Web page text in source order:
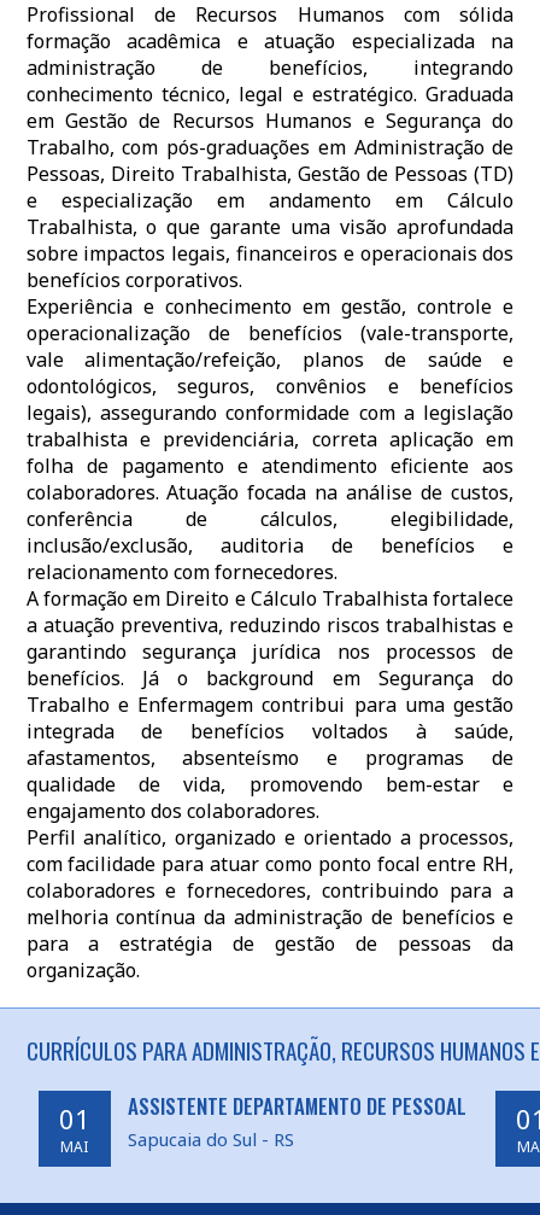
Profissional de Recursos Humanos com sólida
formação acadêmica e atuação especializada na
administração de benefícios, integrando
conhecimento técnico, legal e estratégico. Graduada
em Gestão de Recursos Humanos e Segurança do
Trabalho, com pós-graduações em Administração de
Pessoas, Direito Trabalhista, Gestão de Pessoas (TD)
e especialização em andamento em Cálculo
Trabalhista, o que garante uma visão aprofundada
sobre impactos legais, financeiros e operacionais dos
benefícios corporativos.
Experiência e conhecimento em gestão, controle e
operacionalização de benefícios (vale-transporte,
vale alimentação/refeição, planos de saúde e
odontológicos, seguros, convênios e benefícios
legais), assegurando conformidade com a legislação
trabalhista e previdenciária, correta aplicação em
folha de pagamento e atendimento eficiente aos
colaboradores. Atuação focada na análise de custos,
conferência de cálculos, elegibilidade,
inclusão/exclusão, auditoria de benefícios e
relacionamento com fornecedores.
A formação em Direito e Cálculo Trabalhista fortalece
a atuação preventiva, reduzindo riscos trabalhistas e
garantindo segurança jurídica nos processos de
benefícios. Já o background em Segurança do
Trabalho e Enfermagem contribui para uma gestão
integrada de benefícios voltados à saúde,
afastamentos, absenteísmo e programas de
qualidade de vida, promovendo bem-estar e
engajamento dos colaboradores.
Perfil analítico, organizado e orientado a processos,
com facilidade para atuar como ponto focal entre RH,
colaboradores e fornecedores, contribuindo para a
melhoria contínua da administração de benefícios e
para a estratégia de gestão de pessoas da
organização.
CURRÍCULOS PARA ADMINISTRAÇÃO, RECURSOS HUMANOS
01
MAI
ASSISTENTE DEPARTAMENTO DE PESSOAL
Sapucaia do Sul - RS